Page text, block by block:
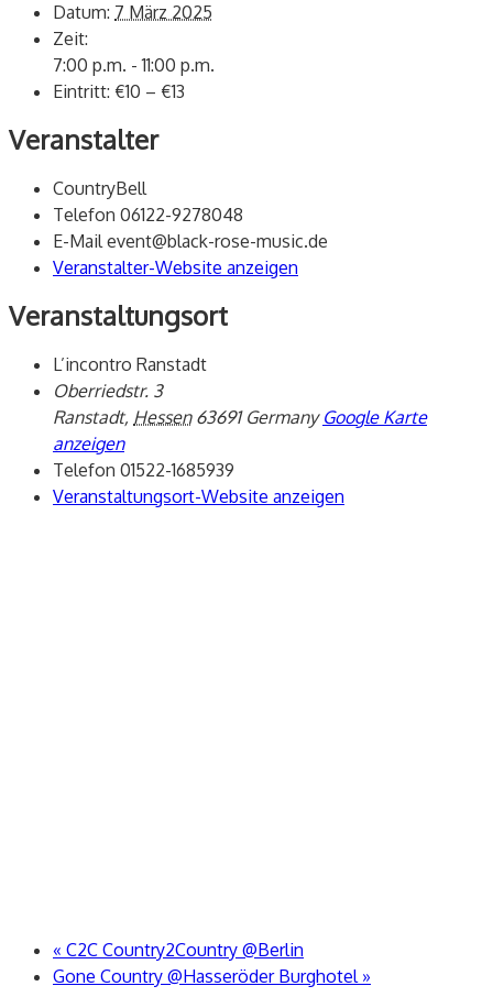
Datum: 7 März 2025
Zeit:
7:00 p.m. - 11:00 p.m.
Eintritt: €10 – €13
Veranstalter
CountryBell
Telefon 06122-9278048
E-Mailevent@black-rose-music.de
Veranstalter-Website anzeigen
Veranstaltungsort
L’incontro Ranstadt
Oberriedstr. 3
Ranstadt, Hessen 63691 Germany Google Karte
anzeigen
Telefon 01522-1685939
Veranstaltungsort-Website anzeigen
« C2C Country2Country @Berlin
Gone Country @Hasseröder Burghotel »